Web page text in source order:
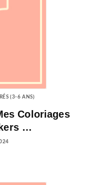
(3-6 ANS)
Coloriages
…